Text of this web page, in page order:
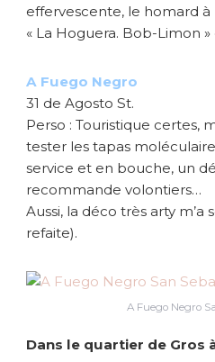
effervescente, le homard
« La Hoguera. Bob-Limon »
A Fuego Negro
31 de Agosto St.
Perso : Touristique certes,
tester les tapas
service et en bouche, un
recommande volontiers…
Aussi, la déco très arty
refaite).
A Fuego Negro
Dans le quartier de Gros